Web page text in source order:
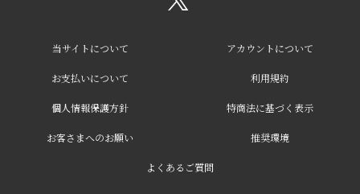
当サイトについて アカウントについて
お支払いについて 利用規約
個人情報保護方針 特商法に基づく表示
お客さまへのお願い 推奨環境
よくあるご質問